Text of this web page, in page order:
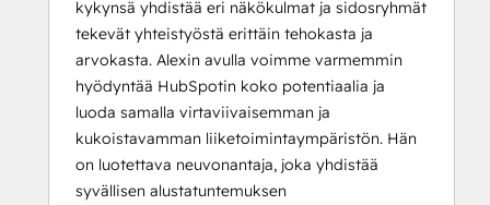
kykynsä yhdistää eri näkökulmat ja sidosryhmät
tekevät yhteistyöstä erittäin tehokasta ja
arvokasta. Alexin avulla voimme varmemmin
hyödyntää HubSpotin koko potentiaalia ja
luoda samalla virtaviivaisemman ja
kukoistavamman liiketoimintaympäristön. Hän
on luotettava neuvonantaja, joka yhdistää
syvällisen alustatuntemuksen